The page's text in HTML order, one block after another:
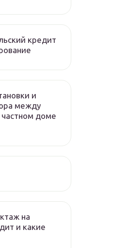
кредит
и
между
доме
на
и какие